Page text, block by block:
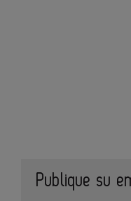
Publique su